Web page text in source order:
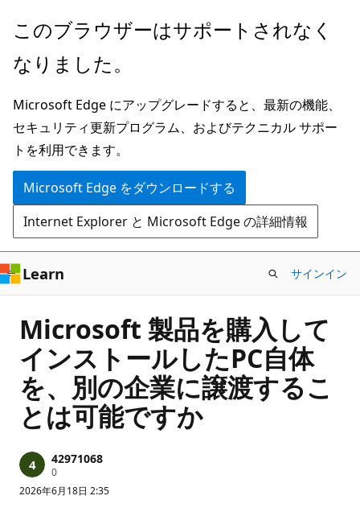
メ
ン
ン
テ
ン
ツ
に
ス
キ
ッ
プ
このブラウザーはサポートされなく
なりました。
Microsoft Edge にアップグレードすると、最新の機能、
セキュリティ更新プログラム、およびテクニカル サポー
トを利用できます。
Microsoft Edge をダウンロードする
Internet Explorer と Microsoft Edge の詳細情報
Learn サインイン
Microsoft 製品を購入して
インストールしたPC自体
を、別の企業に譲渡するこ
とは可能ですか
42971068
0評
価
の
2026年6月18日 2:35